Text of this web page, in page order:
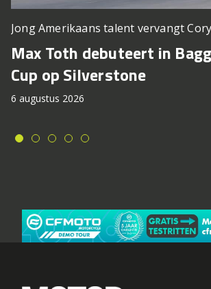
Jong Amerikaans talent vervangt
Max Toth debuteert in
Cup op Silverstone
6 augustus 2026